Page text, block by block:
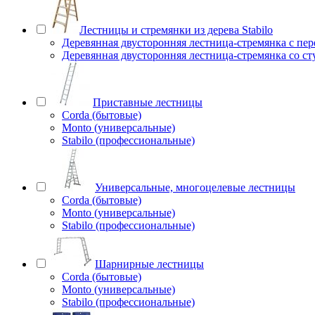
Лестницы и стремянки из дерева Stabilo
Деревянная двусторонняя лестница-стремянка с
Деревянная двусторонняя лестница-стремянка со
Приставные лестницы
Corda (бытовые)
Monto (универсальные)
Stabilo (профессиональные)
Универсальные, многоцелевые лестницы
Corda (бытовые)
Monto (универсальные)
Stabilo (профессиональные)
Шарнирные лестницы
Corda (бытовые)
Monto (универсальные)
Stabilo (профессиональные)